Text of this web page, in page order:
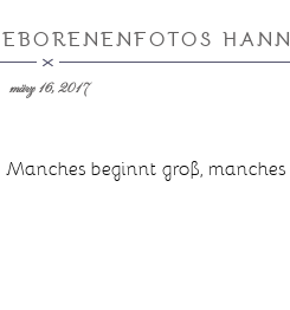
märz 16, 2017
Manches beginnt groß,